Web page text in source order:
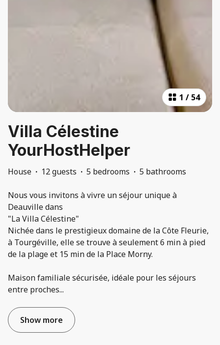
1 / 54
Villa Célestine
YourHostHelper
House · 12 guests · 5 bedrooms · 5 bathrooms
Nous vous invitons à vivre un séjour unique à
Deauville dans
"La Villa Célestine"
Nichée dans le prestigieux domaine de la Côte Fleurie,
à Tourgéville, elle se trouve à seulement 6 min à pied
de la plage et 15 min de la Place Morny.
Maison familiale sécurisée, idéale pour les séjours
entre proches...
Show more